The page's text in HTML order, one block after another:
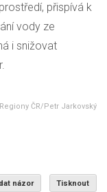
přispívá k
vody ze
i snižovat
ČR/Petr Jarkovský
názor Tisknout